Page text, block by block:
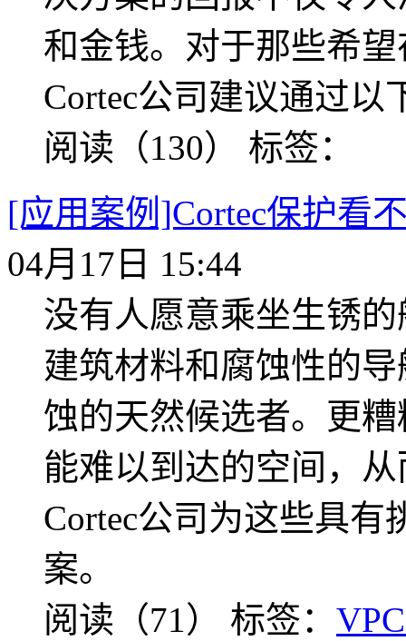
和金钱。对于那些希
Cortec公司建议通过
阅读（130） 标签：
[应用案例]Cortec保护看
04月17日 15:44
没有人愿意乘坐生锈
建筑材料和腐蚀性的
蚀的天然候选者。更
能难以到达的空间，
Cortec公司为这些具
案。
阅读（71） 标签：